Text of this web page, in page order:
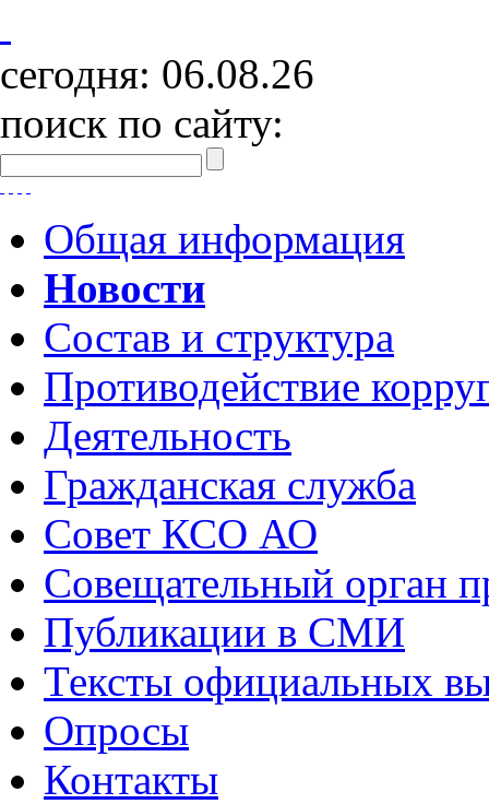
сегодня: 06.08.26
поиск по сайту:
Общая информация
Новости
Состав и структура
Противодействие
Деятельность
Гражданская служба
Совет КСО АО
Совещательный орган
Публикации в СМИ
Тексты официальных
Опросы
Контакты